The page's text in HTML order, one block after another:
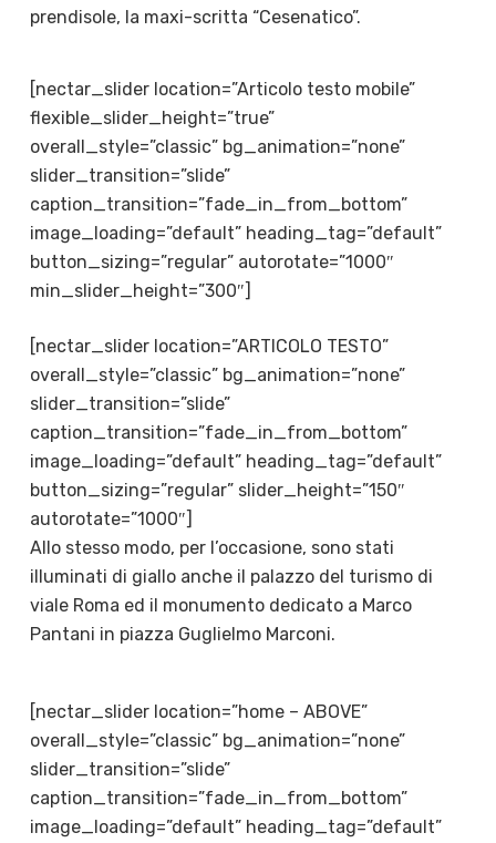
prendisole, la maxi-scritta “Cesenatico”.
[nectar_slider location=”Articolo testo mobile”
flexible_slider_height=”true”
overall_style=”classic” bg_animation=”none”
slider_transition=”slide”
caption_transition=”fade_in_from_bottom”
image_loading=”default” heading_tag=”default”
button_sizing=”regular” autorotate=”1000″
min_slider_height=”300″]
[nectar_slider location=”ARTICOLO TESTO”
overall_style=”classic” bg_animation=”none”
slider_transition=”slide”
caption_transition=”fade_in_from_bottom”
image_loading=”default” heading_tag=”default”
button_sizing=”regular” slider_height=”150″
autorotate=”1000″]
Allo stesso modo, per l’occasione, sono stati
illuminati di giallo anche il palazzo del turismo di
viale Roma ed il monumento dedicato a Marco
Pantani in piazza Guglielmo Marconi.
[nectar_slider location=”home – ABOVE”
overall_style=”classic” bg_animation=”none”
slider_transition=”slide”
caption_transition=”fade_in_from_bottom”
image_loading=”default” heading_tag=”default”